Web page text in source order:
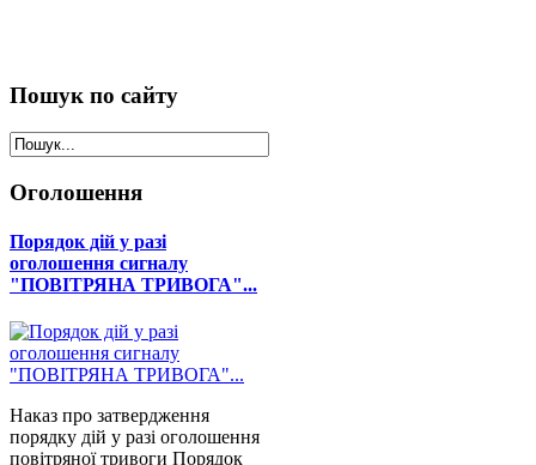
Пошук по сайту
Оголошення
Порядок дій у разі
оголошення сигналу
"ПОВІТРЯНА ТРИВОГА"...
Наказ про затвердження
порядку дій у разі оголошення
повітряної тривоги Порядок